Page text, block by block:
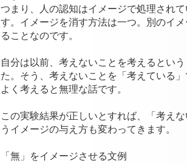
つまり、人の認知はイメージで処理され
す。イメージを消す方法は一つ。別のイ
ることなのです。
自分は以前、考えないことを考えるとい
た。そう、考えないことを「考えている
よく考えると無理な話です。
この実験結果が正しいとすれば、「考え
うイメージの与え方も変わってきます。
「無」をイメージさせる文例